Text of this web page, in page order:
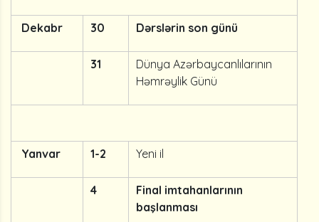
Dekabr 30 Dərslərin son günü
31
Dünya Azərbaycanlılarının
Həmrəylik Günü
Yanvar 1-2 Yeni il
4
Final imtahanlarının
başlanması